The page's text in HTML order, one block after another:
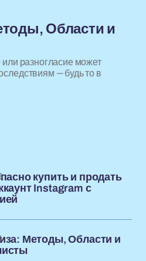
Области и
разногласие может
— будь то в
купить и продать
Instagram с
Методы, Области и